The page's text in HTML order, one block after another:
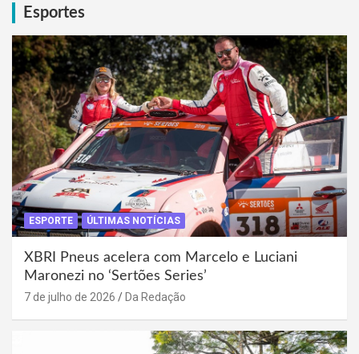
Esportes
ESPORTE ÚLTIMAS NOTÍCIAS
XBRI Pneus acelera com Marcelo e Luciani
Maronezi no ‘Sertões Series’
7 de julho de 2026 Da Redação